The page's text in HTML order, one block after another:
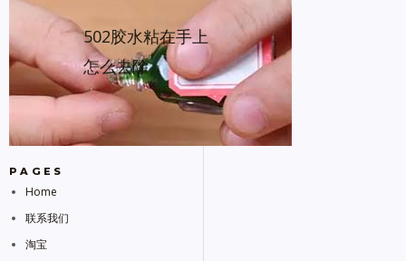
502胶水粘在手上
怎么去除
PAGES
Home
联系我们
淘宝